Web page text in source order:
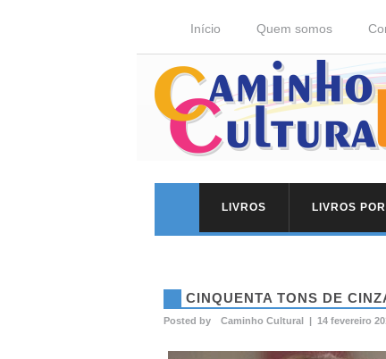
Início Quem somos
LIVROS LIVROS
CINQUENTA TONS DE
Posted by Caminho Cultural | 14 fevereiro